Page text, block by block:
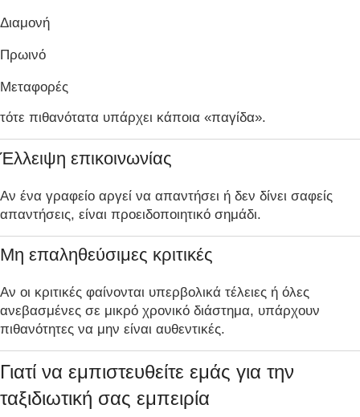
Διαμονή
Πρωινό
Μεταφορές
τότε πιθανότατα υπάρχει κάποια «παγίδα».
Έλλειψη επικοινωνίας
Αν ένα γραφείο αργεί να απαντήσει ή δεν δίνει σαφείς
απαντήσεις, είναι προειδοποιητικό σημάδι.
Μη επαληθεύσιμες κριτικές
Αν οι κριτικές φαίνονται υπερβολικά τέλειες ή όλες
ανεβασμένες σε μικρό χρονικό διάστημα, υπάρχουν
πιθανότητες να μην είναι αυθεντικές.
Γιατί να εμπιστευθείτε εμάς για την
ταξιδιωτική σας εμπειρία